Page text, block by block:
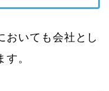
おいても会社とし
。